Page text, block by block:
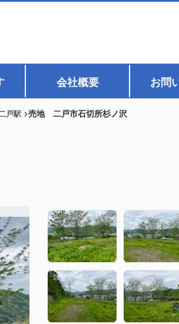
会社概要 お問
戸駅 売地 二戸市石切所杉ノ沢